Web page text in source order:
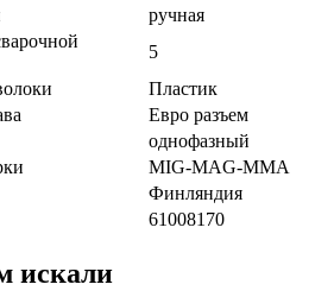
ручная
5
Пластик
Евро разъем
однофазный
MIG-MAG-MMA
Финляндия
61008170
искали